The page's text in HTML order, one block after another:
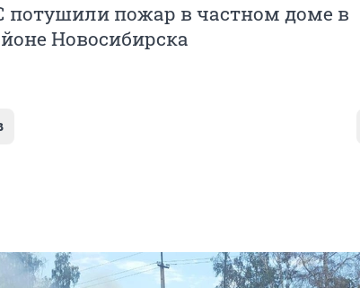
пожар в частном доме в
Новосибирска